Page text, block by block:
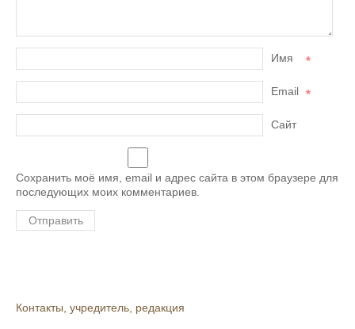
Имя *
Email *
Сайт
Сохранить моё имя, email и адрес сайта в этом браузере для
последующих моих комментариев.
Контакты, учредитель, редакция